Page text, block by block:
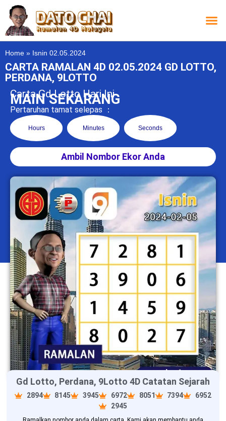
Home » Isnin 02.05.2024
CARTA RAMALAN 4D 02.05.2024 GD LOTTO,
PERDANA, 9LOTTO
Carta Gd Lotto Hari Ini
MAIN SEKARANG
Pertaruhan tamat selepas ：
Hours Minutes Seconds
Ambil Nombor Ekor Anda
Gd Lotto, Perdana, 9Lotto 4D Catatan Sejarah
2894 8145 3945 6972 8051 7394
6952
2945